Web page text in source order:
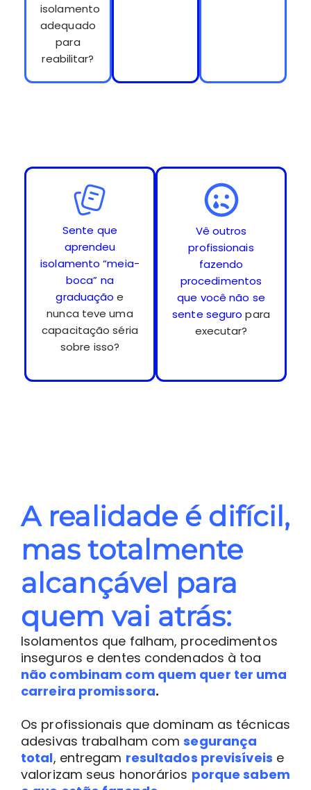
isolamento
adequado
para
reabilitar?
Sente que
aprendeu
isolamento “meia-
boca” na
graduação e
nunca teve uma
capacitação séria
sobre isso?
Vê outros
profissionais
fazendo
procedimentos
que você não se
sente seguro para
executar?
A realidade é difícil,
mas totalmente
alcançável para
quem vai atrás:
Isolamentos que falham, procedimentos
inseguros e dentes condenados à toa
não combinam com quem quer ter uma
carreira promissora.
Os profissionais que dominam as técnicas
adesivas trabalham comsegurança
total, entregam resultados previsíveis e
valorizam seus honorários porque sabem